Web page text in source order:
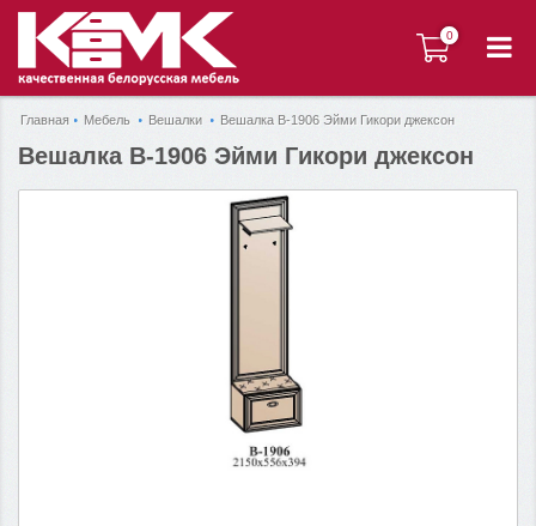
0
0
Главная Мебель Вешалки Вешалка В-1906 Эйми Гикори джексон
Вешалка В-1906 Эйми Гикори джексон